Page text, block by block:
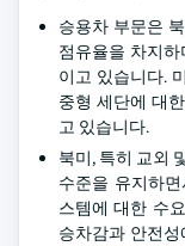
승용차 부문은
점유율을 차지
이고 있습니다.
중형 세단에 대
고 있습니다.
북미, 특히 교외
수준을 유지하
스템에 대한 수
승차감과 안전